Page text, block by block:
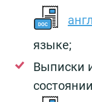
языке;
Выписки